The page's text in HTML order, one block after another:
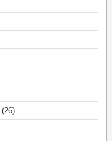
(26)